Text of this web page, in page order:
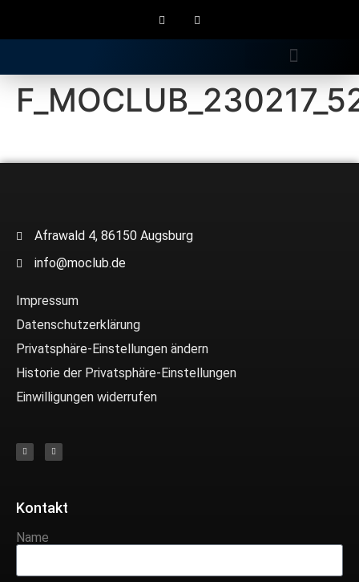
Afrawald 4, 86150 Augsburg
info@moclub.de
Impressum
Datenschutzerklärung
Privatsphäre-Einstellungen ändern
Historie der Privatsphäre-Einstellungen
Einwilligungen widerrufen
Kontakt
Name